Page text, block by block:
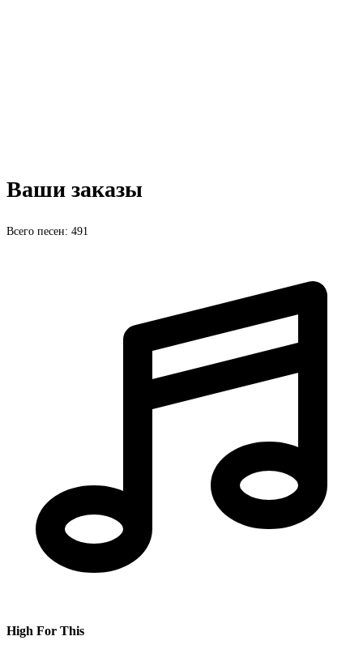
Ваши заказы
Всего песен: 491
High For This